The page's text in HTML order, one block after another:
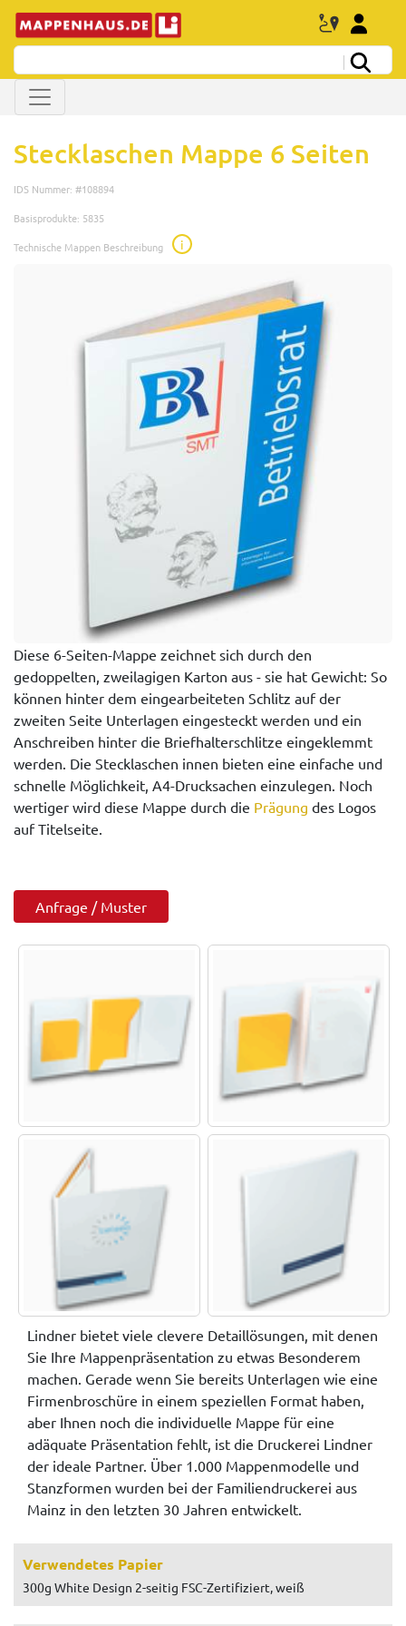
Stecklaschen Mappe 6 Seiten
IDS Nummer: #108894
Basisprodukte: 5835
Technische Mappen Beschreibung
i
Diese 6-Seiten-Mappe zeichnet sich durch den
gedoppelten, zweilagigen Karton aus - sie hat Gewicht: So
können hinter dem eingearbeiteten Schlitz auf der
zweiten Seite Unterlagen eingesteckt werden und ein
Anschreiben hinter die Briefhalterschlitze eingeklemmt
werden. Die Stecklaschen innen bieten eine einfache und
schnelle Möglichkeit, A4-Drucksachen einzulegen. Noch
wertiger wird diese Mappe durch die Prägung des Logos
auf Titelseite.
Anfrage / Muster
Lindner bietet viele clevere Detaillösungen, mit denen
Sie Ihre Mappenpräsentation zu etwas Besonderem
machen. Gerade wenn Sie bereits Unterlagen wie eine
Firmenbroschüre in einem speziellen Format haben,
aber Ihnen noch die individuelle Mappe für eine
adäquate Präsentation fehlt, ist die Druckerei Lindner
der ideale Partner. Über 1.000 Mappenmodelle und
Stanzformen wurden bei der Familiendruckerei aus
Mainz in den letzten 30 Jahren entwickelt.
Verwendetes Papier
300g White Design 2-seitig FSC-Zertifiziert, weiß